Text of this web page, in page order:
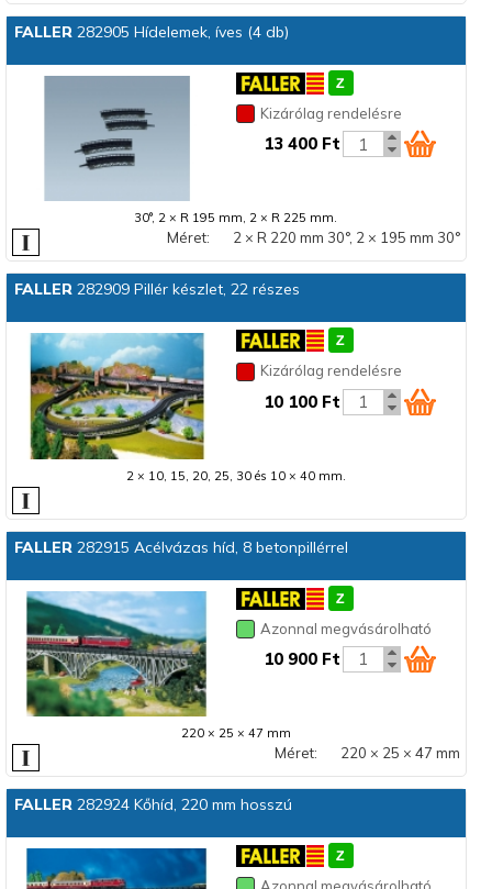
FALLER282905 Hídelemek, íves (4 db)
Kizárólag rendelésre
13 400 Ft
30°, 2 × R 195 mm, 2 × R 225 mm.
Méret: 2 × R 220 mm 30°, 2 × 195 mm 30°
FALLER282909 Pillér készlet, 22 részes
Kizárólag rendelésre
10 100 Ft
2 × 10, 15, 20, 25, 30 és 10 × 40 mm.
FALLER 282915 Acélvázas híd, 8 betonpillérrel
Azonnal megvásárolható
10 900 Ft
220 × 25 × 47 mm
Méret: 220 × 25 × 47 mm
FALLER282924 Kőhíd, 220 mm hosszú